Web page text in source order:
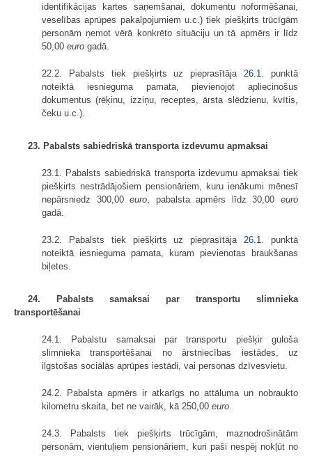
identifikācijas kartes saņemšanai, dokumentu noformēšanai,
veselības aprūpes pakalpojumiem u.c.) tiek piešķirts trūcīgām
personām ņemot vērā konkrēto situāciju un tā apmērs ir līdz
50,00 euro gadā.
22.2. Pabalsts tiek piešķirts uz pieprasītāja26.1. punktā
noteiktā iesnieguma pamata, pievienojot apliecinošus
dokumentus (rēķinu, izziņu, receptes, ārsta slēdzienu, kvītis,
čeku u.c.).
23. Pabalsts sabiedriskā transporta izdevumu apmaksai
23.1. Pabalsts sabiedriskā transporta izdevumu apmaksai tiek
piešķirts nestrādājošiem pensionāriem, kuru ienākumi mēnesī
nepārsniedz 300,00euro, pabalsta apmērs līdz 30,00euro
gadā.
23.2. Pabalsts tiek piešķirts uz pieprasītāja26.1. punktā
noteiktā iesnieguma pamata, kuram pievienotas braukšanas
biļetes.
24. Pabalsts samaksai par transportu slimnieka
transportēšanai
24.1. Pabalstu samaksai par transportu piešķir guloša
slimnieka transportēšanai no ārstniecības iestādes, uz
ilgstošas sociālās aprūpes iestādi, vai personas dzīvesvietu.
24.2. Pabalsta apmērs ir atkarīgs no attāluma un nobraukto
kilometru skaita, bet ne vairāk, kā 250,00 euro.
24.3. Pabalsts tiek piešķirts trūcīgām, maznodrošinātām
personām, vientuļiem pensionāriem, kuri paši nespēj nokļūt no